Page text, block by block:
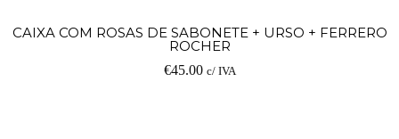
CAIXA COM ROSAS DE SABONETE + URSO + FERRERO
ROCHER
€45.00 c/ IVA